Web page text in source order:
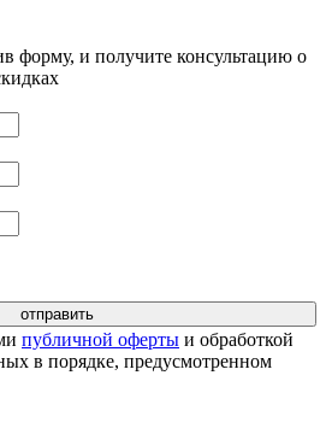
форму, и получите консультацию о
публичной оферты и обработкой
в порядке, предусмотренном